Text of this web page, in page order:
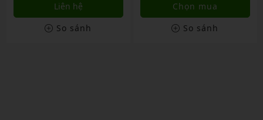
Liên hệ
So sánh
Chọn mua
So sánh